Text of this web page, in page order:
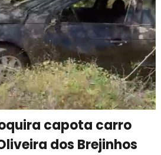
capota carro
dos Brejinhos